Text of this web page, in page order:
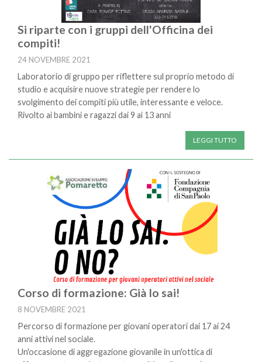
Si riparte con i gruppi dell'Officina dei
compiti!
24 NOVEMBRE 2021
Laboratorio di gruppo per riflettere sul proprio metodo di
studio e acquisire nuove strategie per rendere lo
svolgimento dei compiti più utile, interessante e veloce.
Rivolto ai bambini e ragazzi dai 9 ai 13 anni
LEGGI TUTTO
Corso di formazione: Già lo sai!
8 NOVEMBRE 2021
Percorso di formazione per giovani operatori dai 17 ai 24
anni attivi nel sociale.
Un'occasione di aggregazione giovanile in un'ottica di